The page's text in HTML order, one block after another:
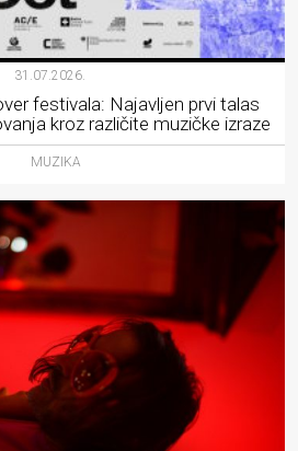
31.07.2026.
festivala: Najavljen prvi talas
kroz različite muzičke izraze
MUZIKA